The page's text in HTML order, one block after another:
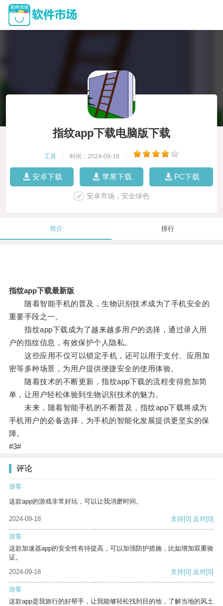
指纹app下载电脑版下载
工具 时间：2024-09-18
安卓下载 苹果下载 PC下载
安卓市场，安全绿色
简介 排行
指纹app下载最新版
随着智能手机的普及，生物识别技术成为了手机安全的
重要手段之一。
指纹app下载成为了越来越多用户的选择，通过录入用
户的指纹信息，有效保护个人隐私。
这些应用不仅可以锁定手机，还可以用于支付、应用加
密等多种场景，为用户提供便捷安全的使用体验。
随着技术的不断更新，指纹app下载的流程变得愈加简
单，让用户轻松体验到生物识别技术的魅力。
未来，随着智能手机的不断普及，指纹app下载将成为
手机用户的必备选择，为手机的智能化发展提供更坚实的保
障。
#3#
评论
游客
这款app的游戏非常好玩，可以让我消磨时间。
2024-09-18 支持[0] 反对[0]
游客
这款加速器app的安全性有待提高，可以加强防护措施，比如增加双重验
证。
2024-09-18
支持[0] 反对[0]
游客
这款app是我旅行的好帮手，让我能够轻松找到目的地，了解当地的风土